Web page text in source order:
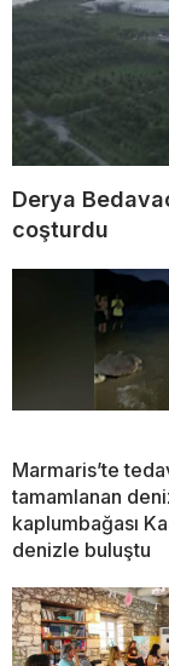
Derya
coşturdu
Marmaris’te
tamamlanan
kaplumbağası
denizle buluştu